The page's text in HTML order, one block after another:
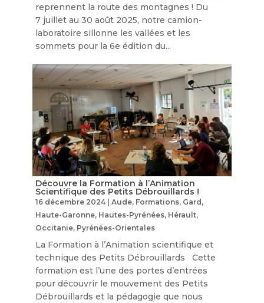
reprennent la route des montagnes ! Du
7 juillet au 30 août 2025, notre camion-
laboratoire sillonne les vallées et les
sommets pour la 6e édition du...
Découvre la Formation à l’Animation
Scientifique des Petits Débrouillards !
16 décembre 2024| Aude, Formations, Gard ,
Haute-Garonne, Hautes-Pyrénées, Hérault,
Occitanie, Pyrénées-Orientales
La Formation à l’Animation scientifique et
technique des Petits Débrouillards Cette
formation est l’une des portes d’entrées
pour découvrir le mouvement des Petits
Débrouillards et la pédagogie que nous